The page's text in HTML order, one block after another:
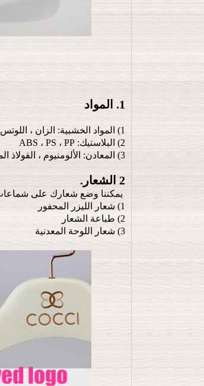
1. المواد
1) المواد الخشبية: الزان ، اللوتس ، الصنوبر ، الحور ، الكرز الصيني ، البتولا ، منفضة سجائر وهلم جرا
2) البلاستيك: ABS ، PS ، PP
3) المعادن: الألومنيوم ، الفولاذ المقاوم للصدأ ، الأسلاك
2 الشعار.
يمكننا وضع شعارك على شماعات
1) شعار الليزر المحفور
2) طباعة الشعار
3) شعار اللوحة المعدنية